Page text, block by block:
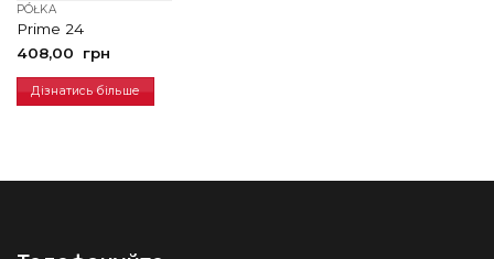
PÓŁKA
Prime 24
408,00
грн
Дізнатись більше